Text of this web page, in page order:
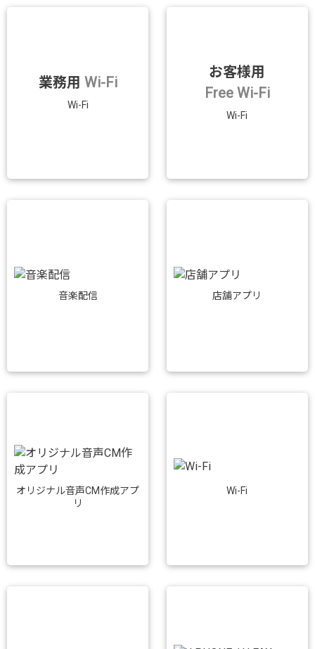
業務用 Wi-Fi
Wi-Fi
お客様用
Free Wi-Fi
Wi-Fi
音楽配信 店舗アプリ
オリジナル音声CM作成アプ
リ
Wi-Fi